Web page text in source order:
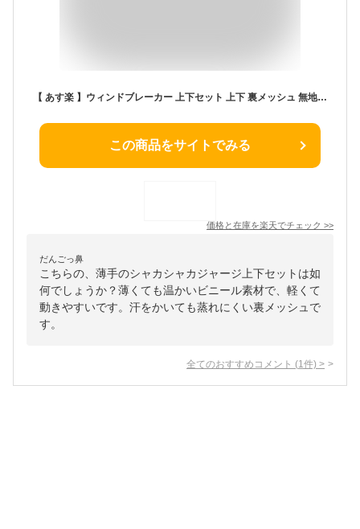
【 あす楽 】ウィンドブレーカー 上下セット 上下 裏メッシュ 無地 メンズ 紳士 レディース 薄手 メッシュ 野球 サッカー テニス ジャージ シャカシャカ シャカパン ジョギング ランニング 運動 ジム 秋 冬 部屋着 暖かい セットアップ 大きいサイズ ランニングウェア 散歩
この商品をサイトでみる
価格と在庫を楽天でチェック >>
だんごっ鼻
こちらの、薄手のシャカシャカジャージ上下セットは如
何でしょうか？薄くても温かいビニール素材で、軽くて
動きやすいです。汗をかいても蒸れにくい裏メッシュで
す。
全てのおすすめコメント (1 件) >